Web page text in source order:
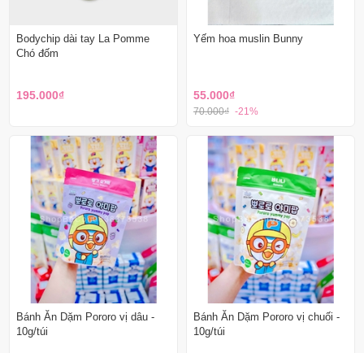
Bodychip dài tay La Pomme
Chó đốm
195.000₫
Yếm hoa muslin Bunny
55.000₫
70.000₫ -21%
Bánh Ăn Dặm Pororo vị dâu -
10g/túi
Bánh Ăn Dặm Pororo vị chuối -
10g/túi